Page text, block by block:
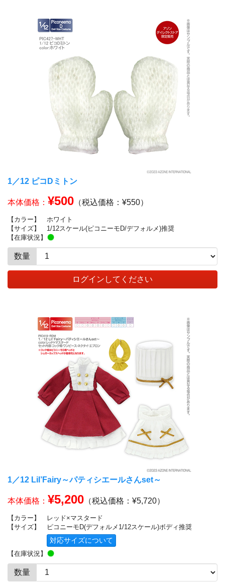
1／12 ピコDミトン
本体価格： ¥500 （税込価格：¥550）
【カラー】
ホワイト
【サイズ】
1/12スケール(ピコニーモD/デフォルメ)推奨
【在庫状況】
数量
ログインしてください
1／12 Lil’Fairy～パティシエールさんset～
本体価格： ¥5,200 （税込価格：¥5,720）
【カラー】
レッド×マスタード
【サイズ】
ピコニーモD(デフォルメ1/12スケール)ボディ推奨
対応サイズについて
【在庫状況】
数量